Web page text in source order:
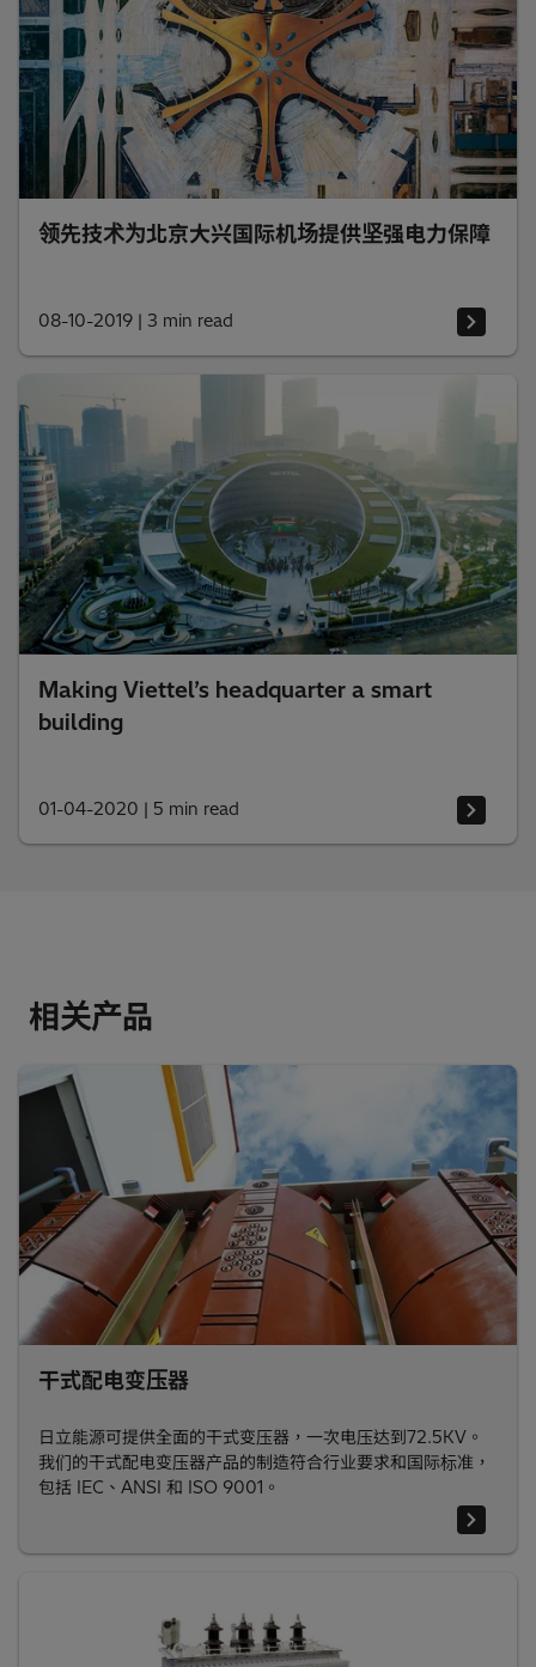
领先技术为北京大兴国际机场提供坚强电力保障
08-10-2019 | 3 min read
Making Viettel’s headquarter a smart
building
01-04-2020 | 5 min read
相关产品
干式配电变压器
日立能源可提供全面的干式变压器，一次电压达到72.5KV。
我们的干式配电变压器产品的制造符合行业要求和国际标准，
包括 IEC、ANSI 和 ISO 9001。